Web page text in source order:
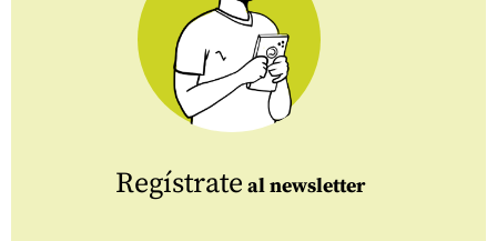
Regístrate al newsletter